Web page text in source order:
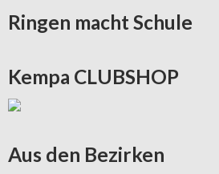
Ringen macht Schule
Kempa CLUBSHOP
Aus den Bezirken